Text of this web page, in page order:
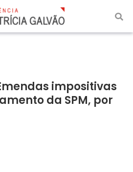
impositivas
da SPM, por